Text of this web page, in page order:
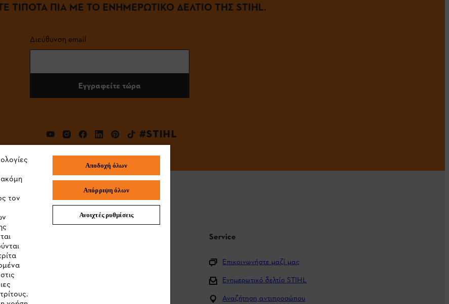
ΤΙΠΟΤΑ ΠΙΑ ΜΕ ΤΟ ΕΝΗΜΕΡΩΤΙΚΟ ΔΕΛΤΙΟ ΤΗΣ STIHL.
Διεύθυνση email
Εγγραφείτε τώρα
#STIHL
Service
Επικοινωνήστε μαζί μας
Ενημερωτικό δελτίο STIHL
Αναζήτηση αντιπροσώπου
τον
Αποδοχή όλων
Απόρριψη όλων
Ανοιχτές ρυθμίσεις